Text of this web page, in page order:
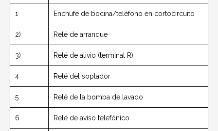
1 Enchufe de bocina/teléfono en cortocircuito
2) Relé de arranque
3) Relé de alivio (terminal R)
4 Relé del soplador
5 Relé de la bomba de lavado
6 Relé de aviso telefónico